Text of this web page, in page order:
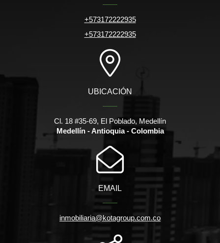
+573172222935
+573172222935
UBICACIÓN
Cl. 18 #35-69, El Poblado, Medellín
Medellín - Antioquia - Colombia
EMAIL
inmobiliaria@kotagroup.com.co